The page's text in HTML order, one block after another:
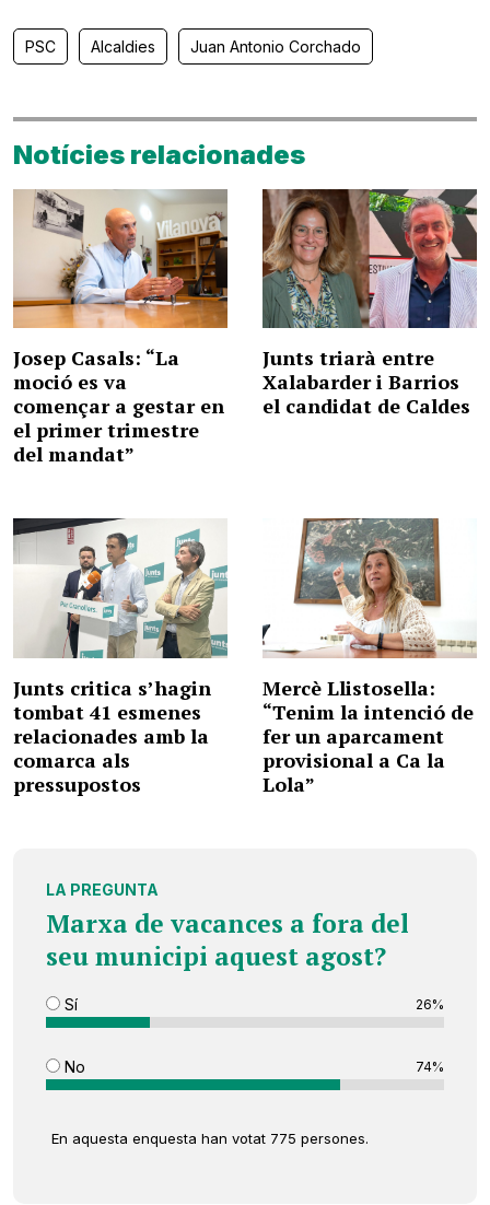
PSC Alcaldies Juan Antonio Corchado
Notícies relacionades
Josep Casals: “La
moció es va
començar a gestar en
el primer trimestre
del mandat”
Junts triarà entre
Xalabarder i Barrios
el candidat de Caldes
Junts critica s’hagin
tombat 41 esmenes
relacionades amb la
comarca als
pressupostos
Mercè Llistosella:
“Tenim la intenció de
fer un aparcament
provisional a Ca la
Lola”
LA PREGUNTA
Marxa de vacances a fora del
seu municipi aquest agost?
Sí 26%
No 74%
En aquesta enquesta han votat 775 persones.